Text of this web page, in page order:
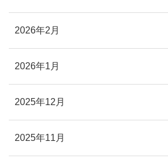
2026年2月
2026年1月
2025年12月
2025年11月